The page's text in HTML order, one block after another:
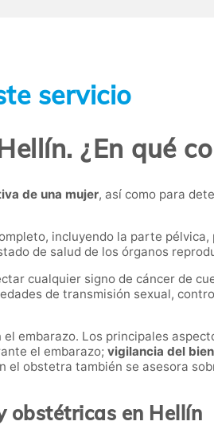
servicio
¿En qué
de una mujer, así como para
incluyendo la parte pélvica,
de salud de los órganos
cualquier signo de cáncer de
de transmisión sexual,
embarazo. Los principales
el embarazo; vigilancia del
el obstetra también se asesora
obstétricas en Hellín